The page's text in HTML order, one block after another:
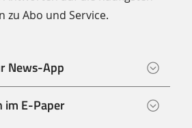
zu Abo und Service.
News-App
im E-Paper